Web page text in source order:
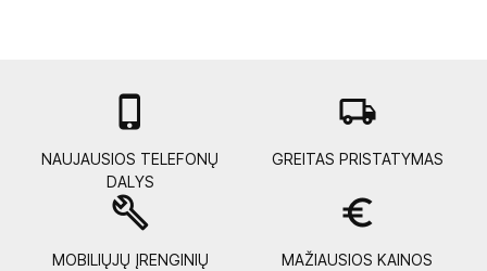

NAUJAUSIOS TELEFONŲ
DALYS
local_shipping
GREITAS PRISTATYMAS
build
MOBILIŲJŲ ĮRENGINIŲ
euro_symbol
MAŽIAUSIOS KAINOS